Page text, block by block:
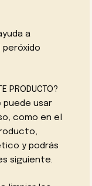
a
peróxido
PRODUCTO?
puede usar
como en el
y podrás
siguiente.